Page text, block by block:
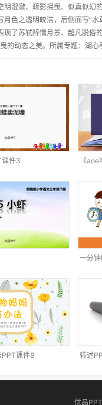
明澄澈、疏影摇曳、似真似幻
月色之透明皎洁，后侧面写“
现了苏轼醉情月景、超凡脱俗
的动态之美。所属专题： 湖心
课件3 《
一分
PPT课件8 转述
优品PPT